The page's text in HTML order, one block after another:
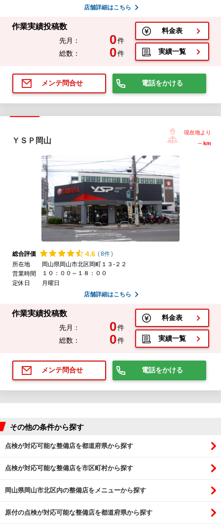
店舗詳細はこちら
作業実績投稿数
先月： 0件
総数：
0件
料金表
実績一覧
メンテ問合せ 電話をかける
ＹＳＰ岡山
現在地より
-- km
総合評価 4.6 (8件)
所在地
岡山県岡山市北区岡町１３-２２
営業時間
１０：００～１８：００
定休日
月曜日
店舗詳細はこちら
作業実績投稿数
先月： 0件
総数：
0件
料金表
実績一覧
メンテ問合せ 電話をかける
その他の条件から探す
点検が対応可能な整備店を都道府県から探す
点検が対応可能な整備店を市区町村から探す
岡山県岡山市北区内の整備店をメニューから探す
原付の点検が対応可能な整備店を都道府県から探す